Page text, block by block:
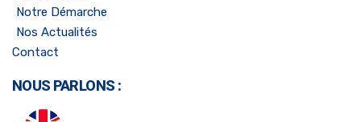
Notre Démarche
Nos Actualités
Contact
NOUS PARLONS :